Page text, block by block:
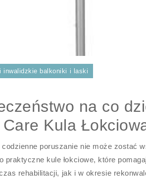
inwalidzkie balkoniki i laski
na co
Care Kula
poruszanie nie może zostać
praktyczne kule łokciowe, które
rehabilitacji, jak i w okresie